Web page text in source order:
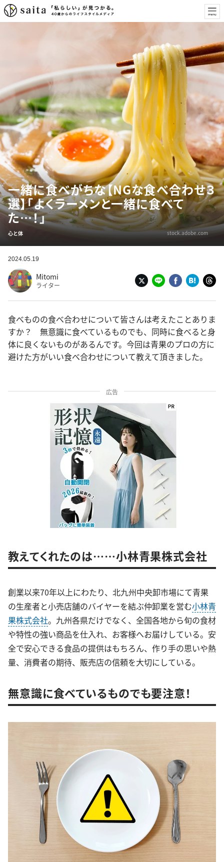
一緒に食べがちな【NGな食べ合わせ３
選】「よくラーメンと一緒に食べて
た…！」
心と体 stock.adobe.com
2024.05.19
Mitomi
ライター
食べものの食べ合わせについて皆さんは考えたことありま
すか？ 無意識に食べているものでも、同時に食べると身
体に良くないものがあるんです。今回は青果のプロの方に
避けた方がいい食べ合わせについて教えて頂きました。
広告
教えてくれたのは……小林青果株式会社
創業以来70年以上にわたり、北九州中央卸市場にて青果
の生産者と小売店舗のバイヤーを結ぶ仲卸業を営む小林青
果株式会社。九州各県だけでなく、全国各地から旬の食材
や特性の強い商品を仕入れ、お客様へお届けしている。安
全で安心できる食品の提供はもちろん、作り手の思いや熱
量、消費者の期待、販売店の信頼を大切にしている。
無意識に食べているものでも要注意！